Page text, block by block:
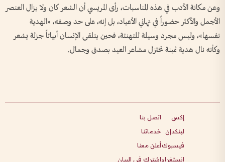
وعن مكانة الأدب في هذه المناسبات، رأى المريسي أن الشعر كان ولا يزال العنصر
الأجمل والأكثر حضوراً في تهاني الأعياد، بل إنه، على حد وصفه، «الهدية
نفسها»، وليس مجرد وسيلة للتهنئة، فحين يتلقى الإنسان أبياتاً جزلة يشعر
وكأنه نال هدية ثمينة تختزل مشاعر العيد بصدق وجمال.
إكس
لينكدإن
فيسبوك
انستغرام
اتصل بنا
خدماتنا
أعلن معنا
اشترك في البيان